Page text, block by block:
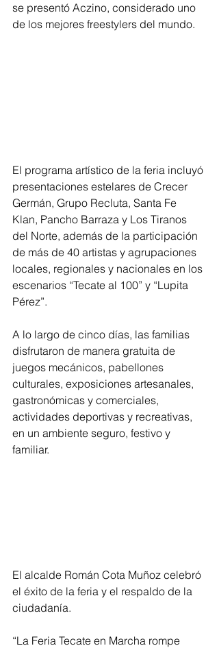
se presentó Aczino, considerado uno
de los mejores freestylers del mundo.
El programa artístico de la feria incluyó
presentaciones estelares de Crecer
Germán, Grupo Recluta, Santa Fe
Klan, Pancho Barraza y Los Tiranos
del Norte, además de la participación
de más de 40 artistas y agrupaciones
locales, regionales y nacionales en los
escenarios “Tecate al 100” y “Lupita
Pérez”.
A lo largo de cinco días, las familias
disfrutaron de manera gratuita de
juegos mecánicos, pabellones
culturales, exposiciones artesanales,
gastronómicas y comerciales,
actividades deportivas y recreativas,
en un ambiente seguro, festivo y
familiar.
El alcalde Román Cota Muñoz celebró
el éxito de la feria y el respaldo de la
ciudadanía.
“La Feria Tecate en Marcha rompe